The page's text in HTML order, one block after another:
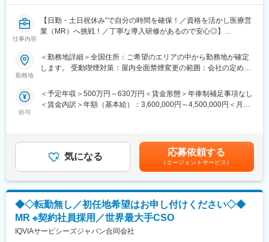
また、配属後も一人ひとりの知識とスキルレベルを上げるために
様々な研修をご用意しています。
《あなたの想いを実現する豊富なキャリアプランとサポート体
制！》
社部門（マネージャー、研修部門など）へのキャリアチェンジ」
など幅広いキャリアプランがあります。また、弊社のマネージャ
将来のキャリアに関してサポートをしていきます。
《職種に関して》
■MRとは主に医師や薬剤師等へ、担当製品の情報提供を行いま
す。担当施設の患者様に応じた情報提供や、担当製品の処方後の
情報収集を行います。
変更の範囲：会社の定める業務
仕事内容
【日勤・土日祝休み”で自分の時間を確保！／資格を活かし医療営
業（MR）へ挑戦！／丁寧な導入研修があるので安心◎】
《資格と想いがあれば活躍できる！》
「誰かのためになる仕事がしたい」「社会貢献につながる仕事を
したい」という想いがあればOK！当社には、臨床経験を活かして
ます。
これまでの経験を活かして新たなフィールドで活躍したい方を歓
■夜勤なし！日勤・土日祝休みで働き方改善・ワークライフバラン
スの両立が叶う！
■明確な評価制度あり！自身の成果や頑張りが客観的に評価され、
年収に反映されます。また、在籍年数が増えると永年勤続報奨金
や四半期一時金などの手当もアップします。つまり、やりがいや
努力がきちんと報われる報酬制度になっています。
《丁寧な研修・支援体制で成長を応援！》
入社後は2カ月間の研修制度がありますので、未経験の方も安心し
勤務地
＜勤務地詳細＞全国住所：ご希望のエリアの中から勤務地が確定
します。 受動喫煙対策：屋内全面禁煙変更の範囲：会社の定める
給与
＜予定年収＞500万円～630万円＜賃金形態＞年俸制補足事項なし
＜賃金内訳＞年額（基本給）：3,600,000円～4,500,000円＜月額
四半期一時金：10万円（四半期に1回、10万円程度支給）※ただし
支給条件有。他、永続勤務報奨金（3年勤務5万円支給、5年勤務
10万円…）ございます。賃金はあくまでも目安の金額であり、選
考を通じて上下する可能性があります。月給(月額)は固定手当を含
めた表記です。
気になる 応募依頼する
（エージェントサービス）
◆◇転勤無し／初任地希望はお申し付けください◇◆
MR ※契約社員採用／世界最大手CSO
IQVIAサービシーズジャパン合同会社